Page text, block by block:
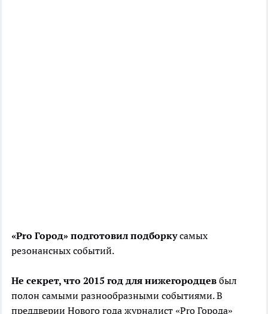
«Pro Город» подготовил подборкусамых
резонансных событий.
Не секрет, что 2015 год для нижегородцев был
полон самыми разнообразными событиями. В
преддверии Нового года журналист «Pro Города»